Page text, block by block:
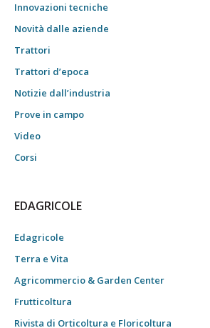
Innovazioni tecniche
Novità dalle aziende
Trattori
Trattori d’epoca
Notizie dall’industria
Prove in campo
Video
Corsi
EDAGRICOLE
Edagricole
Terra e Vita
Agricommercio & Garden Center
Frutticoltura
Rivista di Orticoltura e Floricoltura